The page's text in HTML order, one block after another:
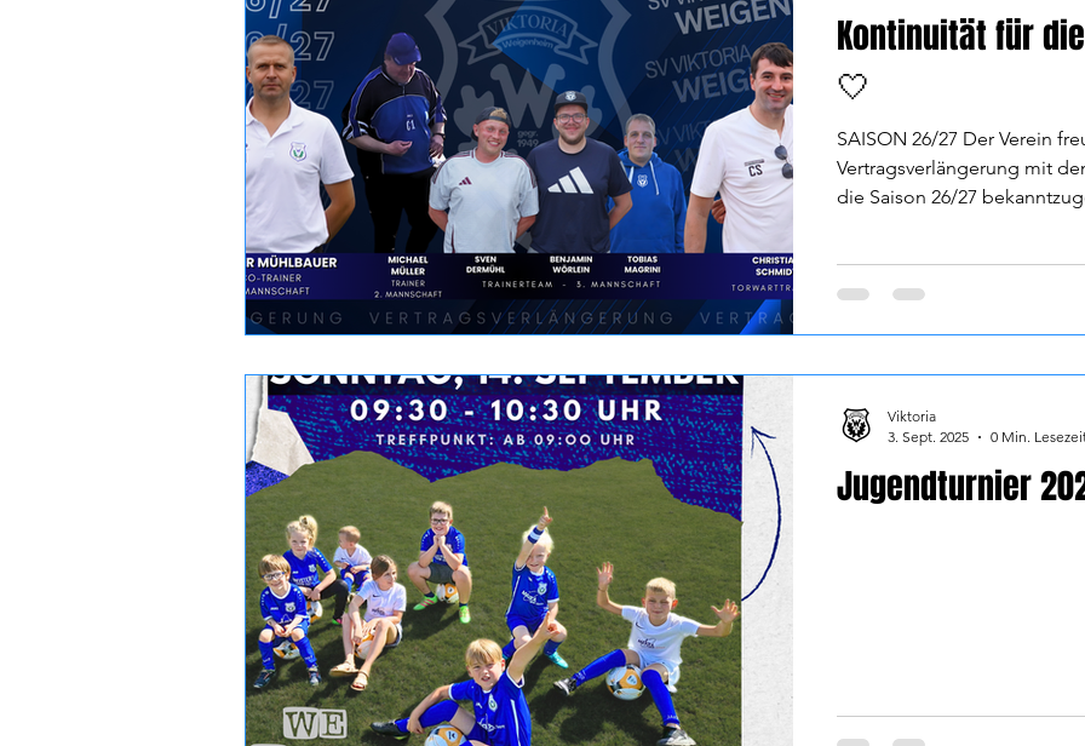
Kontinuität für
🤍
SAISON 26/27 Der Verein
Vertragsverlängerung mit
die Saison 26/27
Magrini Torwarttrainer:
großem Vertrauen geprägt,
der aktuellen Konstellation
Jugendturnier
Viktoria
3. Sept. 2025
0 Min.